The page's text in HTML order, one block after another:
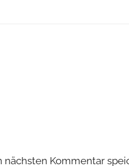
Kommentar